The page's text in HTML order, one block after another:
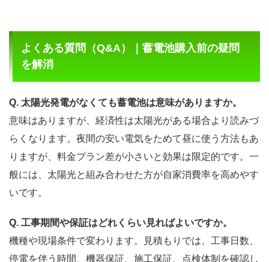
よくある質問（Q&A）｜蓄電池購入前の疑問
を解消
Q. 太陽光発電がなくても蓄電池は意味がありますか。
意味はありますが、経済性は太陽光がある場合より読みづ
らくなります。夜間の安い電気をためて昼に使う方法もあ
りますが、料金プラン差が小さいと効果は限定的です。一
般には、太陽光と組み合わせた方が自家消費率を高めやす
いです。
Q. 工事期間や保証はどれくらい見ればよいですか。
機種や現場条件で変わります。見積もりでは、工事日数、
停電を伴う時間、機器保証、施工保証、点検体制を確認し